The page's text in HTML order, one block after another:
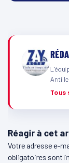
Tous
Réagir à cet
Votre adresse e-
obligatoires sont